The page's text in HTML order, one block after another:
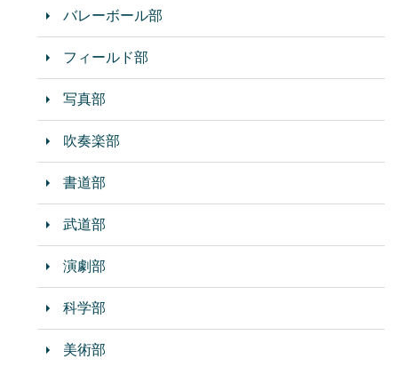
バレーボール部
フィールド部
写真部
吹奏楽部
書道部
武道部
演劇部
科学部
美術部